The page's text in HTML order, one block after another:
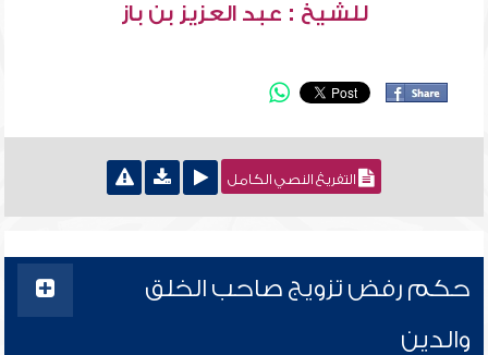
للشيخ : عبد العزيز بن باز
التفريغ النصي الكامل
حكم رفض تزويج صاحب الخلق
والدين